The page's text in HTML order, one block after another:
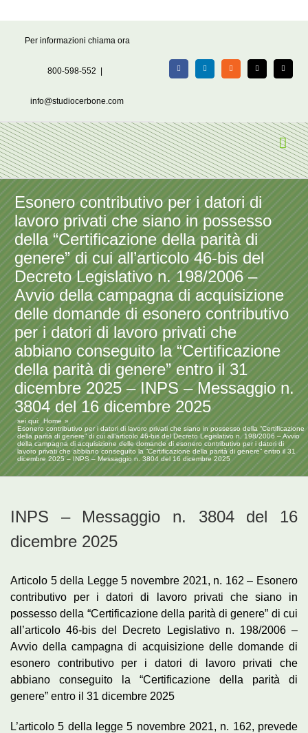
Per informazioni chiama ora
800-598-552
info@studiocerbone.com
FacebookLinkedIn Rss X Email
Esonero contributivo per i datori di
lavoro privati che siano in possesso
della “Certificazione della parità di
genere” di cui all’articolo 46-bis del
Decreto Legislativo n. 198/2006 –
Avvio della campagna di acquisizione
delle domande di esonero contributivo
per i datori di lavoro privati che
abbiano conseguito la “Certificazione
della parità di genere” entro il 31
dicembre 2025 – INPS – Messaggio n.
3804 del 16 dicembre 2025
sei qui:
Home
Esonero contributivo per i datori di lavoro privati che siano in possesso della “Certificazione
della parità di genere” di cui all’articolo 46-bis del Decreto Legislativo n. 198/2006 – Avvio
della campagna di acquisizione delle domande di esonero contributivo per i datori di
lavoro privati che abbiano conseguito la “Certificazione della parità di genere” entro il 31
dicembre 2025 – INPS – Messaggio n. 3804 del 16 dicembre 2025
INPS – Messaggio n. 3804 del 16
dicembre 2025
Articolo 5 della Legge 5 novembre 2021, n. 162 – Esonero
contributivo per i datori di lavoro privati che siano in
possesso della “Certificazione della parità di genere” di cui
all’articolo 46-bis del Decreto Legislativo n. 198/2006 –
Avvio della campagna di acquisizione delle domande di
esonero contributivo per i datori di lavoro privati che
abbiano conseguito la “Certificazione della parità di
genere” entro il 31 dicembre 2025
L’articolo 5 della legge 5 novembre 2021, n. 162, prevede